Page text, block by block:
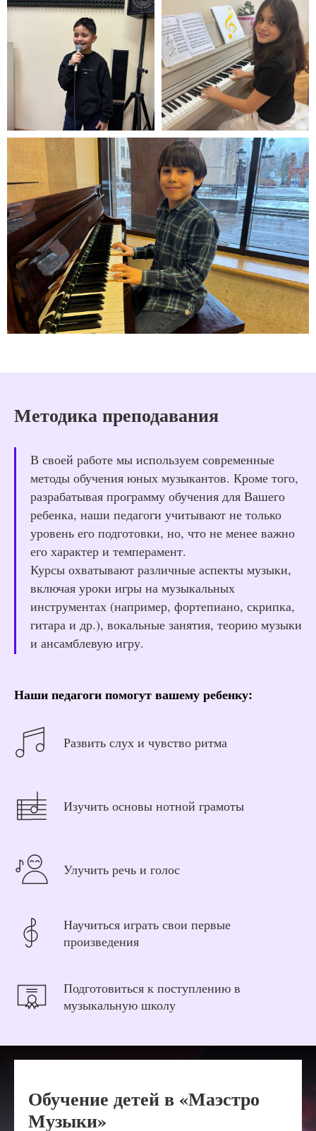
Методика преподавания
В своей работе мы используем современные
методы обучения юных музыкантов. Кроме того,
разрабатывая программу обучения для Вашего
ребенка, наши педагоги учитывают не только
уровень его подготовки, но, что не менее важно
его характер и темперамент.
Курсы охватывают различные аспекты музыки,
включая уроки игры на музыкальных
инструментах (например, фортепиано, скрипка,
гитара и др.), вокальные занятия, теорию музыки
и ансамблевую игру.
Наши педагоги помогут вашему ребенку:
Развить слух и чувство ритма
Изучить основы нотной грамоты
Улучить речь и голос
Научиться играть свои первые
произведения
Подготовиться к поступлению в
музыкальную школу
Обучение детей в «Маэстро
Музыки»